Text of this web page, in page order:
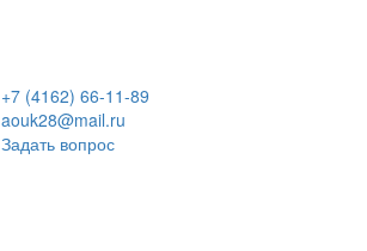
+7 (4162) 66-11-89
aouk28@mail.ru
Задать вопрос